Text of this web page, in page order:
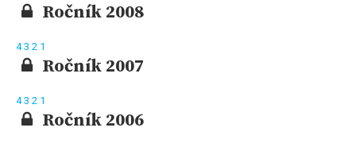
Ročník 2008
43 2 1
Ročník 2007
43 2 1
Ročník 2006